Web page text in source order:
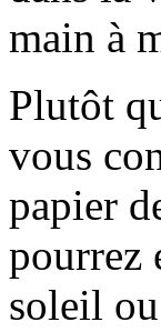
main à
Plutôt
vous
papier
pourrez
soleil